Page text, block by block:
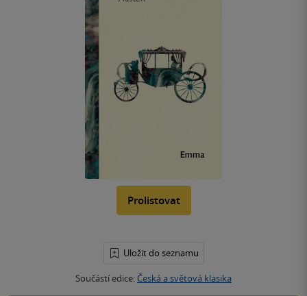
Prolistovat
Uložit do seznamu
Součástí edice: Česká a světová klasika